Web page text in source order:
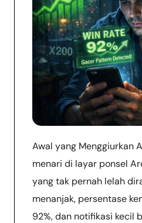
Awal yang Menggiurkan
menari di layar ponsel
yang tak pernah lelah
menanjak, persentase
92%, dan notifikasi kecil